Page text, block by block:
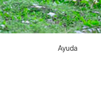
Ayuda